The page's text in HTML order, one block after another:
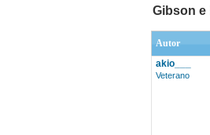
Gibson e
Autor
akio___
Veterano